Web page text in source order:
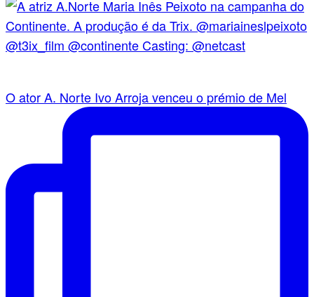
O ator A. Norte Ivo Arroja venceu o prémio de Mel